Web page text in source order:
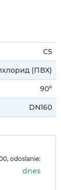
C5
(ПВХ)
90°
DN160
odoslanie:
dnes